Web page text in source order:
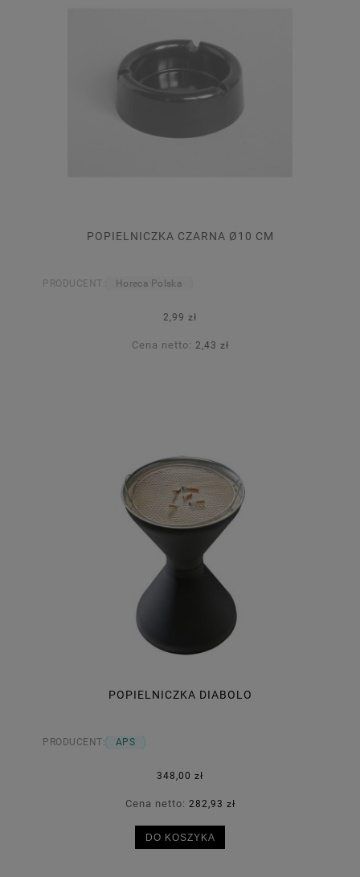
POPIELNICZKA CZARNA Ø10 CM
PRODUCENT: Horeca Polska
2,99 zł
Cena netto: 2,43 zł
POPIELNICZKA DIABOLO
PRODUCENT: APS
348,00 zł
Cena netto: 282,93 zł
DO KOSZYKA